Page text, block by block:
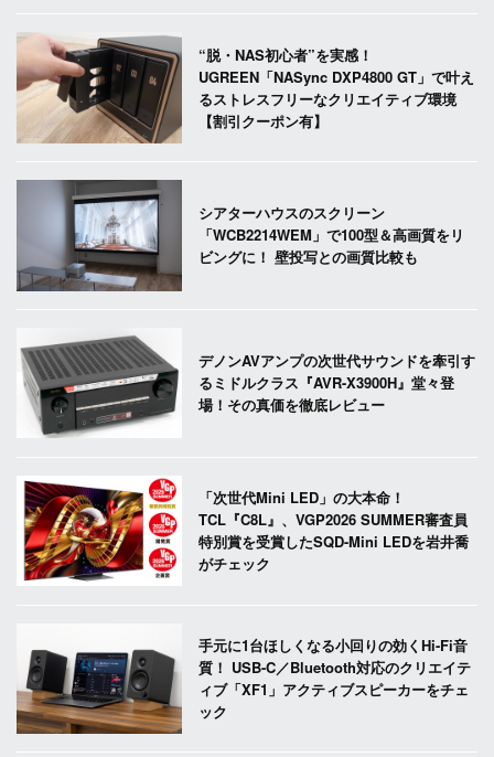
“脱・NAS初心者”を実感！
UGREEN「NASync DXP4800 GT」で叶え
るストレスフリーなクリエイティブ環境
【割引クーポン有】
シアターハウスのスクリーン
「WCB2214WEM」で100型＆高画質をリ
ビングに！ 壁投写との画質比較も
デノンAVアンプの次世代サウンドを牽引す
るミドルクラス『AVR-X3900H』堂々登
場！その真価を徹底レビュー
「次世代Mini LED」の大本命！
TCL『C8L』、VGP2026 SUMMER審査員
特別賞を受賞したSQD-Mini LEDを岩井喬
がチェック
手元に1台ほしくなる小回りの効くHi-Fi音
質！ USB-C／Bluetooth対応のクリエイテ
ィブ「XF1」アクティブスピーカーをチェ
ック